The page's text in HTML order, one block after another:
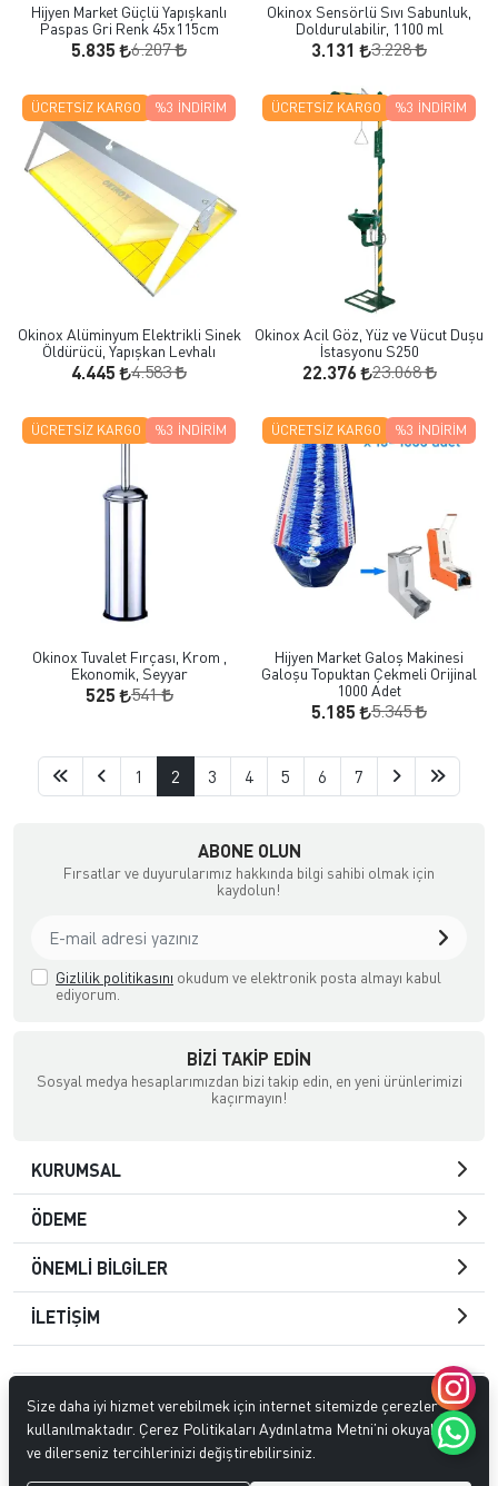
Hijyen Market Güçlü Yapışkanlı
Paspas Gri Renk 45x115cm
5.835 6.207
Okinox Sensörlü Sıvı Sabunluk,
Doldurulabilir, 1100 ml
3.131 3.228
ÜCRETSIZ KARGO
Okinox Alüminyum Elektrikli Sinek
Öldürücü, Yapışkan Levhalı
4.445 4.583
%3 İNDIRIM ÜCRETSIZ KARGO
Okinox Acil Göz, Yüz ve Vücut Duşu
İstasyonu S250
22.376 23.068
%3 İNDIRIM
ÜCRETSIZ KARGO
Okinox Tuvalet Fırçası, Krom ,
Ekonomik, Seyyar
525 541
%3 İNDIRIM ÜCRETSIZ KARGO
Hijyen Market Galoş Makinesi
Galoşu Topuktan Çekmeli Orijinal
1000 Adet
5.185 5.345
%3 İNDIRIM
1 2 3 4 5 6 7
ABONE OLUN
Fırsatlar ve duyurularımız hakkında bilgi sahibi olmak için
kaydolun!
Gizlilik politikasını okudum ve elektronik posta almayı kabul
ediyorum.
BIZI TAKIP EDIN
Sosyal medya hesaplarımızdan bizi takip edin, en yeni ürünlerimizi
kaçırmayın!
KURUMSAL
ÖDEME
ÖNEMLİ BİLGİLER
İLETİŞİM
. Tüm hakları
saklıdır.
Size daha iyi hizmet verebilmek için internet sitemizde çerezler
kullanılmaktadır. Çerez Politikaları Aydınlatma Metni’ni okuyabilir
ve dilerseniz tercihlerinizi değiştirebilirsiniz.